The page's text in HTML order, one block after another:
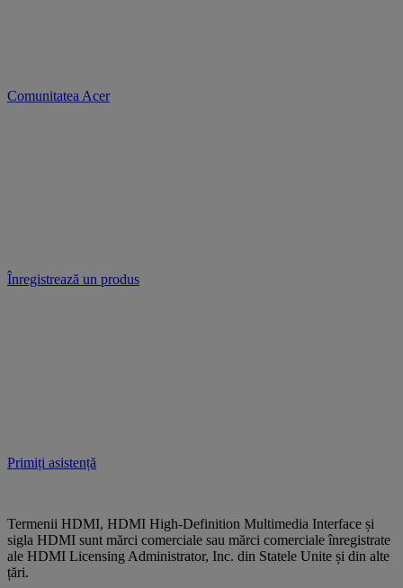
Comunitatea Acer
Înregistrează un produs
Primiți asistență
Termenii HDMI, HDMI High-Definition Multimedia Interface și
sigla HDMI sunt mărci comerciale sau mărci comerciale înregistrate
ale HDMI Licensing Administrator, Inc. din Statele Unite și din alte
țări.